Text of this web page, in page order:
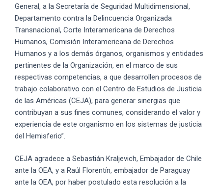
General, a la Secretaría de Seguridad Multidimensional,
Departamento contra la Delincuencia Organizada
Transnacional, Corte Interamericana de Derechos
Humanos, Comisión Interamericana de Derechos
Humanos y a los demás órganos, organismos y entidades
pertinentes de la Organización, en el marco de sus
respectivas competencias, a que desarrollen procesos de
trabajo colaborativo con el Centro de Estudios de Justicia
de las Américas (CEJA), para generar sinergias que
contribuyan a sus fines comunes, considerando el valor y
experiencia de este organismo en los sistemas de justicia
del Hemisferio”.
CEJA agradece a Sebastián Kraljevich, Embajador de Chile
ante la OEA, y a Raúl Florentín, embajador de Paraguay
ante la OEA, por haber postulado esta resolución a la